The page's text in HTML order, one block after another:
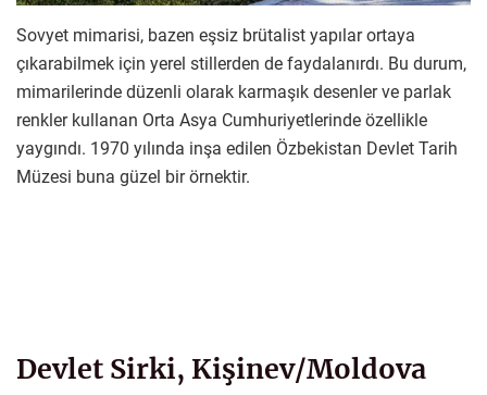
Sovyet mimarisi, bazen eşsiz brütalist yapılar ortaya
çıkarabilmek için yerel stillerden de faydalanırdı. Bu durum,
mimarilerinde düzenli olarak karmaşık desenler ve parlak
renkler kullanan Orta Asya Cumhuriyetlerinde özellikle
yaygındı. 1970 yılında inşa edilen Özbekistan Devlet Tarih
Müzesi buna güzel bir örnektir.
Devlet Sirki, Kişinev/Moldova